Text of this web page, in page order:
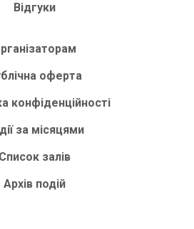
Відгуки
оферта
конфіденційності
за місяцями
Список залів
Архів подій